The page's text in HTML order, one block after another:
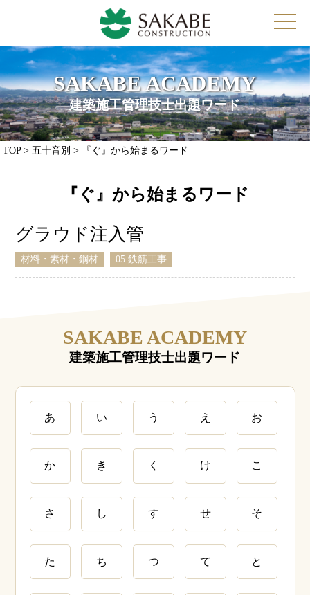
SAKABE ACADEMY
建築施工管理技士出題ワード
TOP> 五十音別 > 『ぐ』から始まるワード
『ぐ』から始まるワード
グラウド注入管
材料・素材・鋼材 05 鉄筋工事
SAKABE ACADEMY
建築施工管理技士出題ワード
あ い う え お
か き く け こ
さ し す せ そ
た ち つ て と